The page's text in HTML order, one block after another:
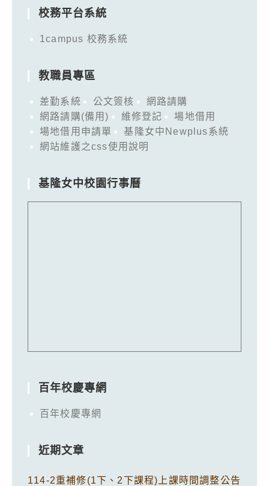
校務平台系統
1campus 校務系統
教職員專區
差勤系統 公文簽核
網路請購
網路請購(備用)
維修登記
場地借用
場地借用申請單
基隆女中Newplus系統
網站維護之css使用說明
基隆女中校園行事曆
百年校慶專網
百年校慶專網
近期文章
114-2重補修(1下、2下課程)上課時間調整公告